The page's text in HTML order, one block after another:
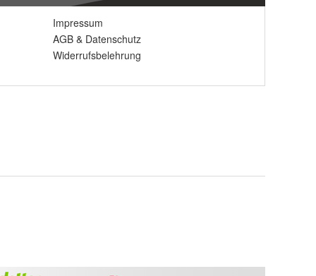
Impressum
AGB & Datenschutz
Widerrufsbelehrung